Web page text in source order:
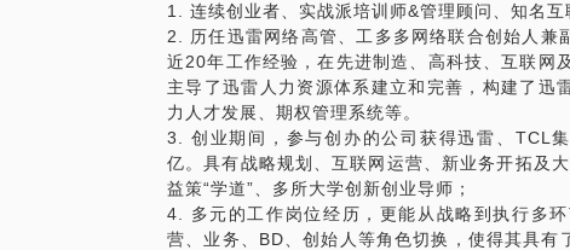
B: OKR的跟进与调整
C: OKR的打分与回顾
第二部分：OKR的实践：
1. OKR的作用
2. OKR的落地难点与经验
40岁的HR好不容易爬到了HRD或HRVP的职
何转型？
我从HR一线专员做起，再到多模块发展，最
时候，毅然选择转型，离职创业。曾经在O2O
轮，共计1.35亿人民币，公司营业额达到了
更多公司和个人取得更大的成就。现在回想
顺利的实现了转型突破。希望能分享对HR从业
1. 连续创业者、实战派培训师&管理顾问、知名
2. 历任迅雷网络高管、工多多网络联合创始人兼
近20年工作经验，在先进制造、高科技、互联网
主导了迅雷人力资源体系建立和完善，构建了迅
力人才发展、期权管理系统等。
3. 创业期间，参与创办的公司获得迅雷、TCL
亿。具有战略规划、互联网运营、新业务开拓及
益策“学道”、多所大学创新创业导师；
4. 多元的工作岗位经历，更能从战略到执行多
营、业务、BD、创始人等角色切换，使得其具